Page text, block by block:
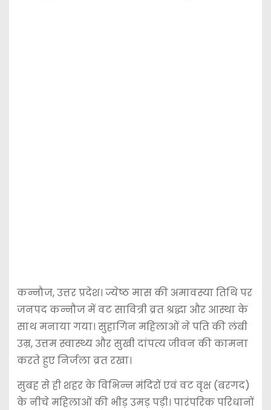
कन्नौज, उत्तर प्रदेश। ज्येष्ठ मास की अमावस्या तिथि पर
जनपद कन्नौज में वट सावित्री व्रत श्रद्धा और आस्था के
साथ मनाया गया। सुहागिन महिलाओं ने पति की लंबी
उम्र, उत्तम स्वास्थ्य और सुखी दांपत्य जीवन की कामना
करते हुए निर्जला व्रत रखा।
सुबह से ही शहर के विभिन्न मंदिरों एवं वट वृक्ष (बरगद)
के नीचे महिलाओं की भीड़ उमड़ पड़ी। पारंपरिक परिधानों